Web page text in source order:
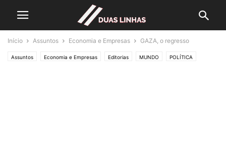
Início Assuntos Economia e Empresas GAZA, o regresso
Assuntos Economia e Empresas Editorias MUNDO POLÍTICA